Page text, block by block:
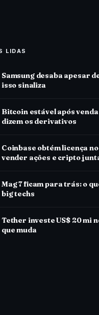
LIDAS
Samsung desaba apesar
isso sinaliza
Bitcoin estável após venda
dizem os derivativos
Coinbase obtém licença
vender ações e cripto
Mag 7 ficam para trás: o
big techs
Tether investe US$ 20 mi
que muda